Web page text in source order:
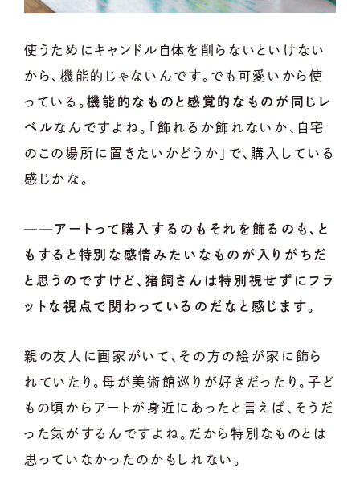
使うためにキャンドル自体を削らないといけない
から、機能的じゃないんです。でも可愛いから使
っている。機能的なものと感覚的なものが同じレ
ベルなんですよね。「飾れるか飾れないか、自宅
のこの場所に置きたいかどうか」で、購入している
感じかな。
──アートって購入するのもそれを飾るのも、と
もすると特別な感情みたいなものが入りがちだ
と思うのですけど、猪飼さんは特別視せずにフラ
ットな視点で関わっているのだなと感じます。
親の友人に画家がいて、その方の絵が家に飾ら
れていたり。母が美術館巡りが好きだったり。子ど
もの頃からアートが身近にあったと言えば、そうだ
った気がするんですよね。だから特別なものとは
思っていなかったのかもしれない。